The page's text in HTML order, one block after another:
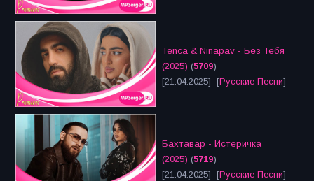
Tenca & Ninapav - Без Тебя
(2025) (5709)
[21.04.2025] [Русские Песни]
Бахтавар - Истеричка
(2025) (5719)
[21.04.2025] [Русские Песни]